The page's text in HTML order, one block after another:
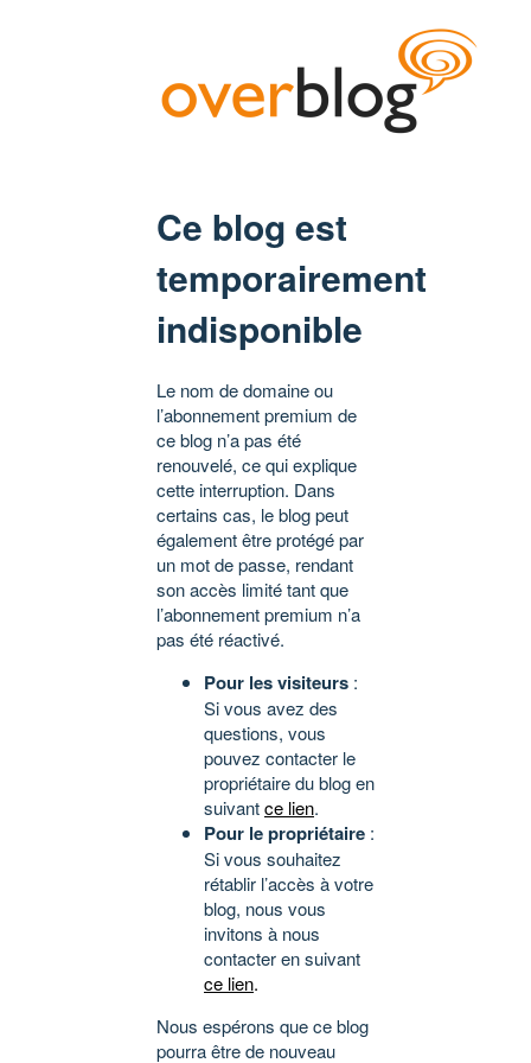
Ce blog est
temporairement
indisponible
Le nom de domaine ou
l’abonnement premium de
ce blog n’a pas été
renouvelé, ce qui explique
cette interruption. Dans
certains cas, le blog peut
également être protégé par
un mot de passe, rendant
son accès limité tant que
l’abonnement premium n’a
pas été réactivé.
Pour les visiteurs :
Si vous avez des
questions, vous
pouvez contacter le
propriétaire du blog en
suivantce lien.
Pour le propriétaire :
Si vous souhaitez
rétablir l’accès à votre
blog, nous vous
invitons à nous
contacter en suivant
ce lien.
Nous espérons que ce blog
pourra être de nouveau